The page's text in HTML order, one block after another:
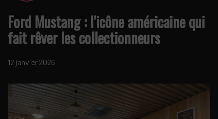
Ford Mustang : l’icône américaine qui
fait rêver les collectionneurs
12 janvier 2026